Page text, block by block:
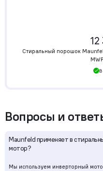
Вопросы и
Maunfeld применяет в
мотор?
Мы используем инверторный
12
Стиральный порошок